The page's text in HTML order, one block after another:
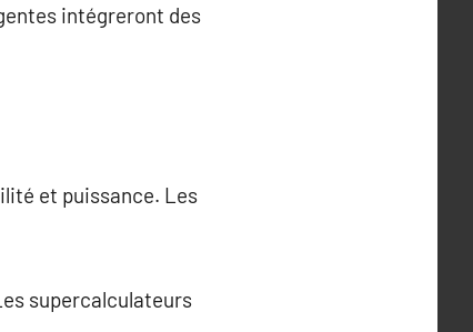
intégreront des
et puissance. Les
supercalculateurs